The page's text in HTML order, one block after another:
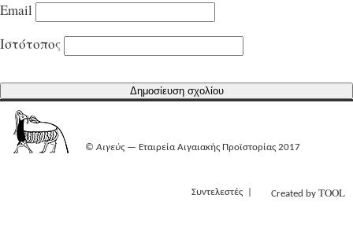
Email
Ιστότοπος
© Αιγεύς— Εταιρεία Αιγαιακής Προϊστορίας 2017
Συντελεστές Created by TOOL